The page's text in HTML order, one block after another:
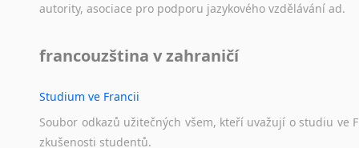
autority, asociace pro podporu jazykového vzdělávání ad.
francouzština v zahraničí
Studium ve Francii
Soubor odkazů užitečných všem, kteří uvažují o studiu ve
zkušenosti studentů.